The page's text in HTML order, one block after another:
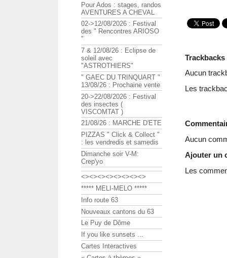
Trackbacks
Aucun
Les
Aucun
Ajouter un
Les
Pour Ados : stages, randos
AVENTURES A CHEVAL
02->12/08/2026 : Festival
des " Rencontres ARIOSO
"
7 & 12/08/26 : Eclipse de
soleil avec
"ASTROTHIERS"
" GAEC DU TRINQUART "
13/08/26 : Prochaine vente
20->22/08/2026 : Festival
des insectes (
VISCOMTAT )
21/08/26 : MARCHE D'ETE
PIZZAS " Click & Collect "
: les vendredis et samedis
Dimanche soir V-M:
Crep'yo
<><><><><><><><>
***** MELI-MELO *****
Info route 63
Nouveaux cantons du 63
Le Puy de Dôme
If you like sunsets ...
Cartes Interactives